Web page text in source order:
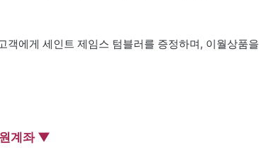
에게 세인트 제임스 텀블러를 증정하며, 이월상품을
계좌 ▼